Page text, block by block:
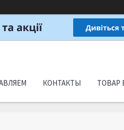
КОНТАКТЫ ТОВАР